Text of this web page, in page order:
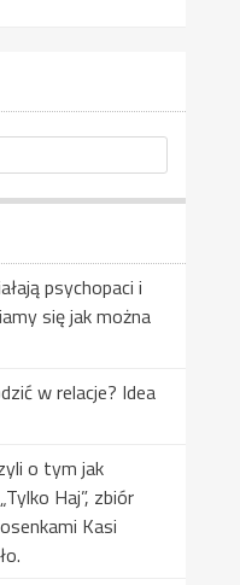
psychopaci i
się jak można
w relacje? Idea
o tym jak
Haj”, zbiór
Kasi